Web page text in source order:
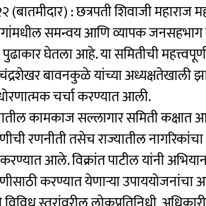
(बातमीदार) : छत्रपती शिवाजी महाराज
समन्वय आणि व्यापक जनसहभाग
पुढाकार घेतला आहे. या समितीची
बावनकुळे यांच्या अध्यक्षतेखाली
चर्चा करण्यात आली.
कामकाज सल्लागार समिती कक्षात
रणनीती तसेच राज्यातील
आले. विक्रांत पाटील यांनी
करण्यात येणाऱ्या